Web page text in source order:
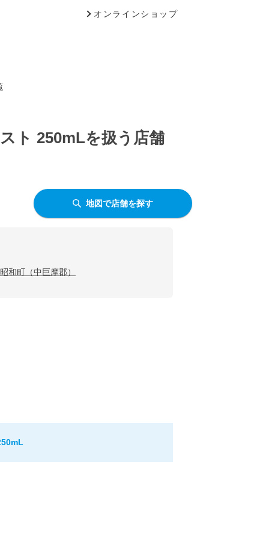
オンラインショップ
ト 250mLを扱う店舗
地図で店舗を探す
昭和町（中巨摩郡）